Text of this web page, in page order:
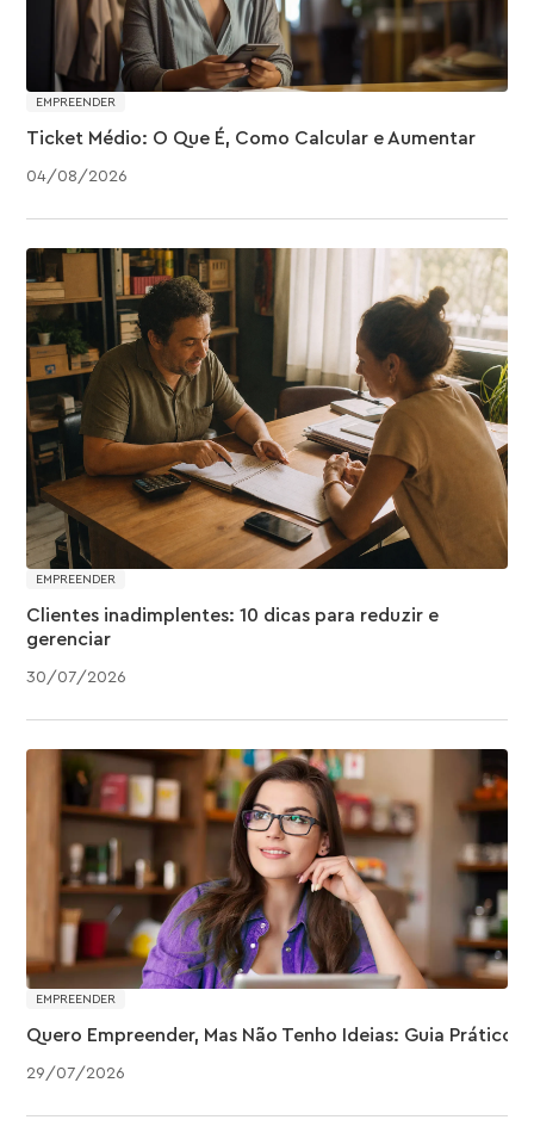
EMPREENDER
04/08/2026
Ticket Médio: O Que É, Como Calcular e Aumentar
EMPREENDER
30/07/2026
Clientes inadimplentes: 10 dicas para reduzir e
gerenciar
EMPREENDER
29/07/2026
Quero Empreender, Mas Não Tenho Ideias: Guia Prático